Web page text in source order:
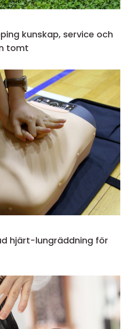
och
tomt
hjärt-lungräddning för